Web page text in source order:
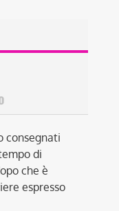
consegnati
di
che è
espresso